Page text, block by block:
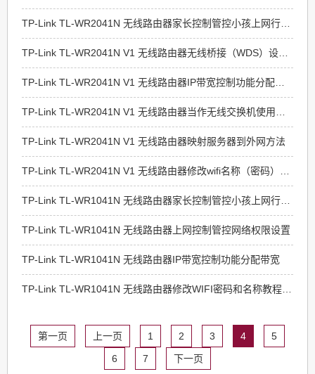
TP-Link TL-WR2041N V1 无线路由器映射服务器到外网方法
TP-Link TL-WR1041N 无线路由器上网控制管控网络权限设置
TP-Link TL-WR1041N 无线路由器IP带宽控制功能分配带宽
第一页 上一页 1 2 3 4
5
6
7 下一页